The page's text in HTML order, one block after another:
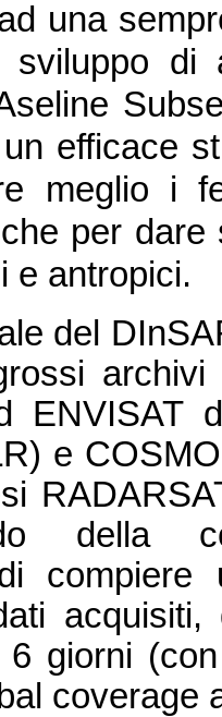
una
sviluppo
efficace
meglio i
per
e antropici.
del
ENVISAT
e
della
giorni
coverage